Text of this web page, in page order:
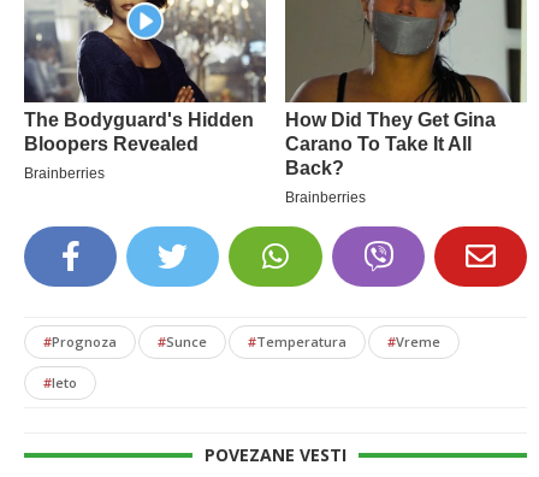
#Prognoza #Sunce #Temperatura #Vreme
#leto
POVEZANE VESTI